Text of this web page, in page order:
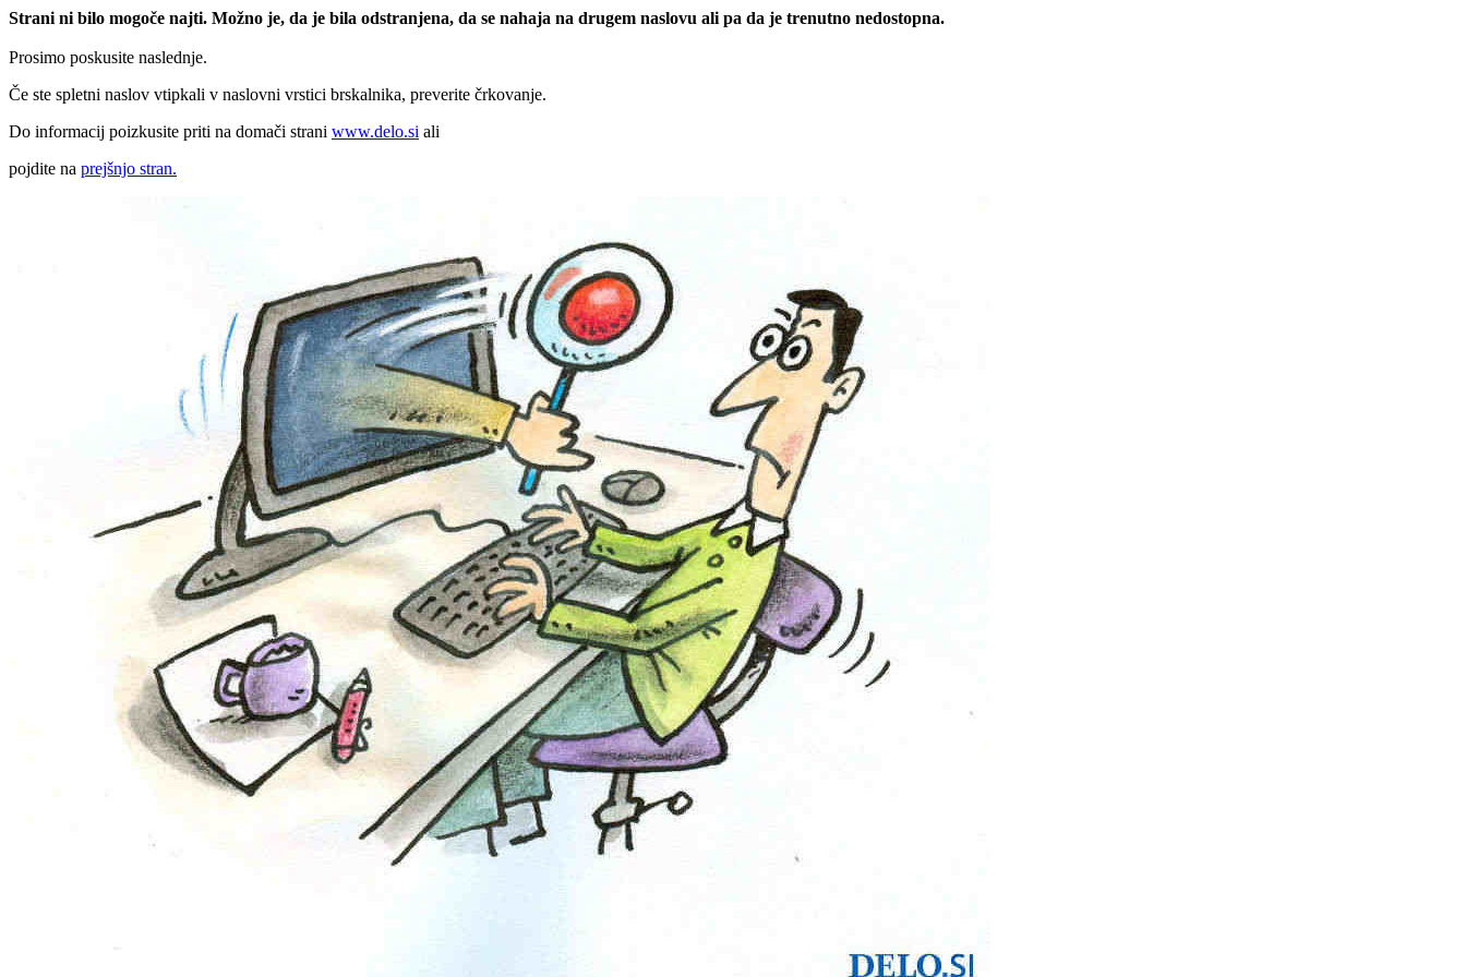
Strani ni bilo mogoče najti. Možno je, da je bila odstranjena, da se nahaja na drugem naslovu ali pa da je trenutno nedostopna.
Prosimo poskusite naslednje.
Če ste spletni naslov vtipkali v naslovni vrstici brskalnika, preverite črkovanje.
Do informacij poizkusite priti na domači strani www.delo.si ali
pojdite na prejšnjo stran.